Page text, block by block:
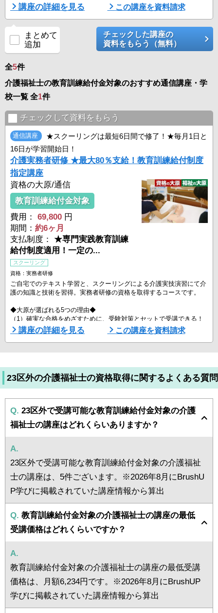
各コースの全日程に通えるかな…とお悩みの方も、まずはご相談くだ
さい！
自宅学習+通学7日間を組み合わせて効率よく学びます♪
土曜・日曜コースもあるので、働きながらでも受講しやすい！
通学は週1回。介護過程5日間と医療ケア2日間の計7日間です。
やむを得 ...
講座の詳細を見る この講座を資料請求
まとめて
追加
チェックした講座の
資料をもらう（無料）
全5件
介護福祉士の教育訓練給付金対象のおすすめ通信講座・学
校一覧 全1件
チェックして資料をもらう
通信講座
★スクーリングは最短6日間で修了！★毎月1日と
16日が学習開始日！
介護実務者研修 ★最大80％支給！教育訓練給付制度
指定講座
資格の大原/通信
教育訓練給付金対象
費用：
69,800 円
期間： 約6ヶ月
支払制度： ★専門実践教育訓練
給付制度適用！一定の...
スクーリング
資格：実務者研修
ご自宅でのテキスト学習と、スクーリングによる介護実技演習にて介
護の知識と技術を習得。実務者研修の資格を取得するコースです。
◆大原が選ばれる5つの理由◆
（1）確実な合格をめざすために、受験対策とセットで受講できる！
確実な合格を目指すためには、受験対策も重要です。大原では実務者
研修と受験対策をセットにしたコースをお得な受講料で提供していま
す。
す。学校に通うスクーリングは6日間で ...
講座の詳細を見る この講座を資料請求
23区外の介護福祉士の資格取得に関するよくある質問
Q. 23区外で受講可能な教育訓練給付金対象の介護
福祉士の講座はどれくらいありますか？
A.
23区外で受講可能な教育訓練給付金対象の介護福祉
士の講座は、5件ございます。※2026年8月にBrushU
P学びに掲載されていた講座情報から算出
Q. 教育訓練給付金対象の介護福祉士の講座の最低
受講価格はどれくらいですか？
A.
教育訓練給付金対象の介護福祉士の講座の最低受講
価格は、月額6,234円です。※2026年8月にBrushUP
学びに掲載されていた講座情報から算出